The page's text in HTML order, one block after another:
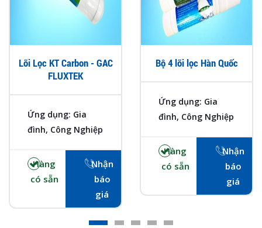
Lõi Lọc KT Carbon - GAC
FLUXTEK
Ứng dụng: Gia
đình, Công Nghiệp
Hàng
có sẵn
Nhận
báo
giá
Bộ 4 lõi lọc Hàn Quốc
Ứng dụng: Gia
đình, Công Nghiệp
Hàng
có sẵn
Nhận
báo
giá